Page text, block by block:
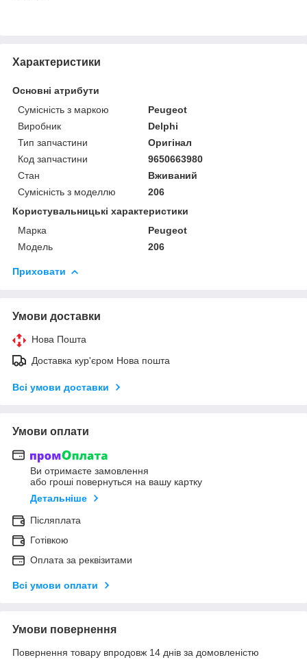
Характеристики
Основні атрибути
Сумісність з маркою
Peugeot
Виробник
Delphi
Тип запчастини
Оригінал
Код запчастини
9650663980
Стан
Вживаний
Сумісність з моделлю
206
Користувальницькі характеристики
Марка
Peugeot
Модель
206
Приховати
Умови доставки
Нова Пошта
Доставка кур'єром Нова пошта
Всі умови доставки
Умови оплати
Ви отримаєте замовлення
або гроші повернуться на вашу картку
Детальніше
Післяплата
Готівкою
Оплата за реквізитами
Всі умови оплати
Умови повернення
Повернення товару впродовж 14 днів за домовленістю